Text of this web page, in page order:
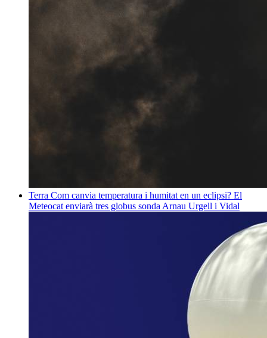
Terra Com canvia temperatura i humitat en un eclipsi? El
Meteocat enviarà tres globus sonda Arnau Urgell i Vidal